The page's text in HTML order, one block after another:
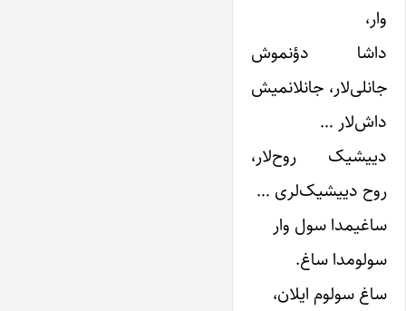
وار،
داشا دؤنموش
جانلی‌لار، جانلانمیش
داش‌لار …
دییشیک روح‌لار،
روح دییشیک‌لری …
ساغیمدا سول وار
سولومدا ساغ.
ساغ سولوم ایلان،